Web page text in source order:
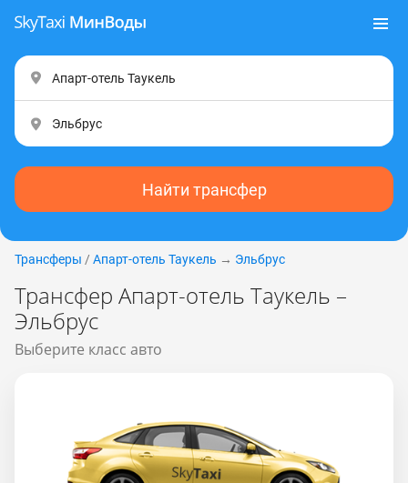
Найти трансфер
Трансферы / Апарт-отель Таукель → Эльбрус
Трансфер Апарт-отель Таукель –
Эльбрус
Выберите класс авто